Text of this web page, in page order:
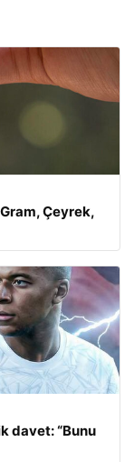
Çeyrek,
davet: “Bunu